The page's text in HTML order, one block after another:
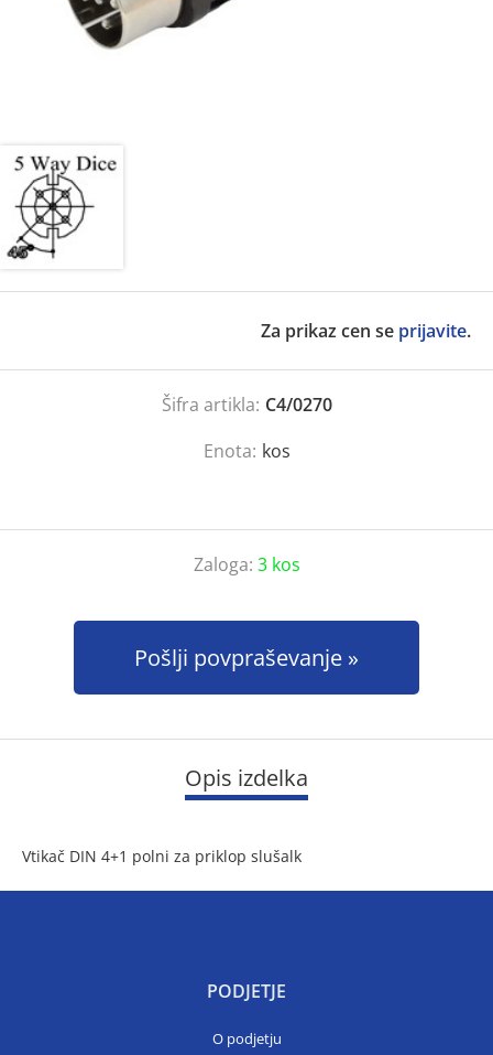
Za prikaz cen se prijavite.
Šifra artikla: C4/0270
Enota: kos
Zaloga: 3 kos
Pošlji povpraševanje
Opis izdelka
Vtikač DIN 4+1 polni za priklop slušalk
PODJETJE
O podjetju